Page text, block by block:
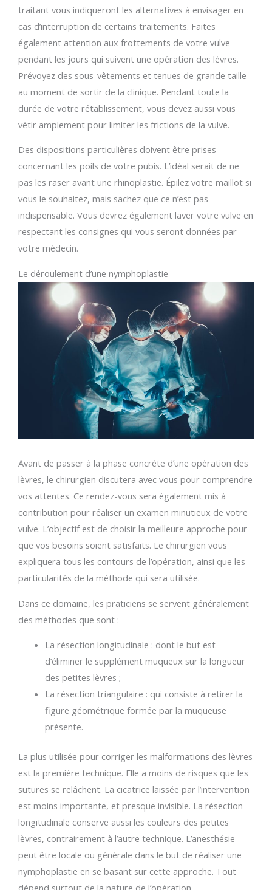
traitant vous indiqueront les alternatives à envisager en
cas d’interruption de certains traitements. Faites
également attention aux frottements de votre vulve
pendant les jours qui suivent une opération des lèvres.
Prévoyez des sous-vêtements et tenues de grande taille
au moment de sortir de la clinique. Pendant toute la
durée de votre rétablissement, vous devez aussi vous
vêtir amplement pour limiter les frictions de la vulve.
Des dispositions particulières doivent être prises
concernant les poils de votre pubis. L’idéal serait de ne
pas les raser avant une rhinoplastie. Épilez votre maillot si
vous le souhaitez, mais sachez que ce n’est pas
indispensable. Vous devrez également laver votre vulve en
respectant les consignes qui vous seront données par
votre médecin.
Le déroulement d’une nymphoplastie
Avant de passer à la phase concrète d’une opération des
lèvres, le chirurgien discutera avec vous pour comprendre
vos attentes. Ce rendez-vous sera également mis à
contribution pour réaliser un examen minutieux de votre
vulve. L’objectif est de choisir la meilleure approche pour
que vos besoins soient satisfaits. Le chirurgien vous
expliquera tous les contours de l’opération, ainsi que les
particularités de la méthode qui sera utilisée.
Dans ce domaine, les praticiens se servent généralement
des méthodes que sont :
La résection longitudinale : dont le but est
d’éliminer le supplément muqueux sur la longueur
des petites lèvres ;
La résection triangulaire : qui consiste à retirer la
figure géométrique formée par la muqueuse
présente.
La plus utilisée pour corriger les malformations des lèvres
est la première technique. Elle a moins de risques que les
sutures se relâchent. La cicatrice laissée par l’intervention
est moins importante, et presque invisible. La résection
longitudinale conserve aussi les couleurs des petites
lèvres, contrairement à l’autre technique. L’anesthésie
peut être locale ou générale dans le but de réaliser une
nymphoplastie en se basant sur cette approche. Tout
dépend surtout de la nature de l’opération.